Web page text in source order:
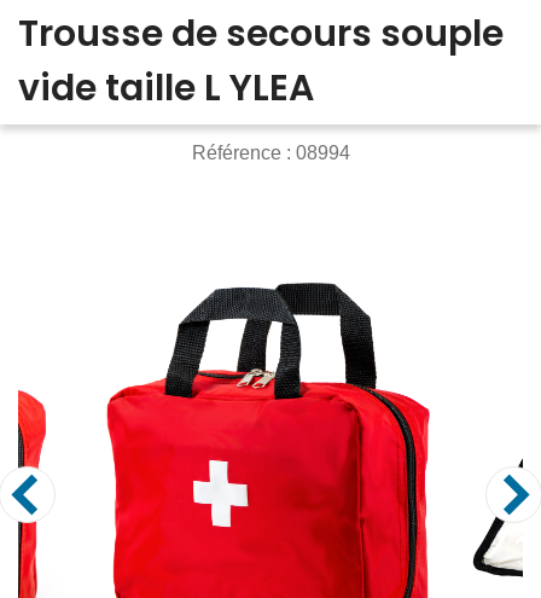
Trousse de secours souple
vide taille L YLEA
Référence : 08994